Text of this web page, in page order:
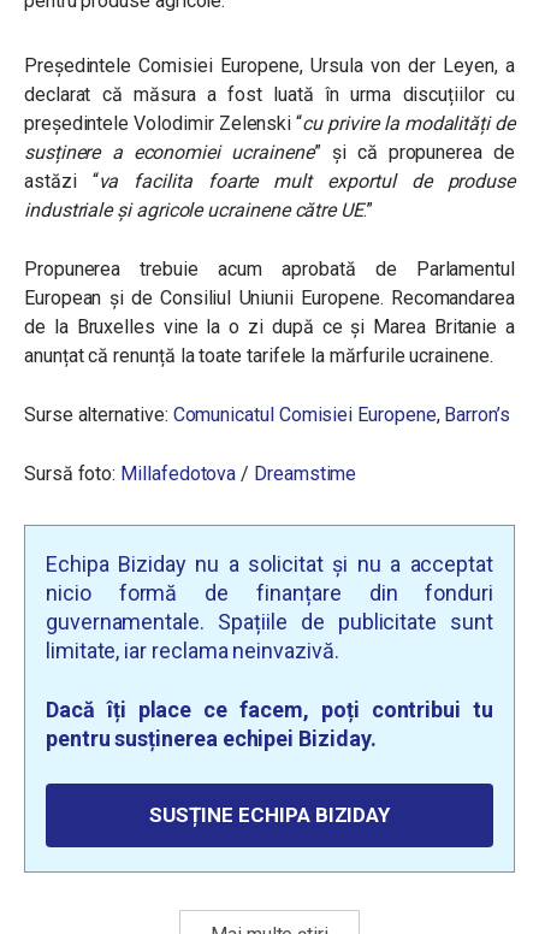
Președintele Comisiei Europene, Ursula von der Leyen, a
declarat că măsura a fost luată în urma discuțiilor cu
președintele Volodimir Zelenski “cu privire la modalități de
susținere a economiei ucrainene” și că propunerea de
astăzi “va facilita foarte mult exportul de produse
industriale și agricole ucrainene către UE.”
Propunerea trebuie acum aprobată de Parlamentul
European și de Consiliul Uniunii Europene. Recomandarea
de la Bruxelles vine la o zi după ce și Marea Britanie a
anunțat că renunță la toate tarifele la mărfurile ucrainene.
Surse alternative: Comunicatul Comisiei Europene, Barron’s
Sursă foto: Millafedotova / Dreamstime
Echipa Biziday nu a solicitat și nu a acceptat
nicio formă de finanțare din fonduri
guvernamentale. Spațiile de publicitate sunt
limitate, iar reclama neinvazivă.
Dacă îți place ce facem, poți contribui tu
pentru susținerea echipei Biziday.
SUSȚINE ECHIPA BIZIDAY